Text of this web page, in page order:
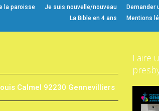
la paroisse
Je suis nouvelle/nouveau Demander
La Bible en 4 ans
Mentions
Calmel 92230 Gennevilliers
Faire